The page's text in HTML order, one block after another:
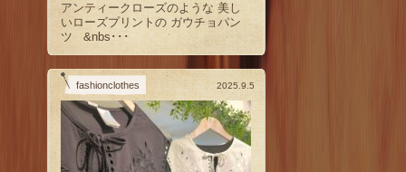
アンティークローズのような 美し
いローズプリントの ガウチョパン
ツ &nbs･･･
fashionclothes 2025.9.5